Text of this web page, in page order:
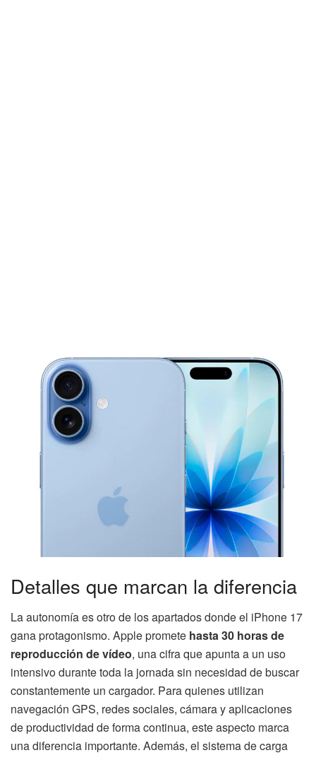
Detalles que marcan la diferencia
La autonomía es otro de los apartados donde el iPhone 17
gana protagonismo. Apple promete hasta 30 horas de
reproducción de vídeo, una cifra que apunta a un uso
intensivo durante toda la jornada sin necesidad de buscar
constantemente un cargador. Para quienes utilizan
navegación GPS, redes sociales, cámara y aplicaciones
de productividad de forma continua, este aspecto marca
una diferencia importante. Además, el sistema de carga